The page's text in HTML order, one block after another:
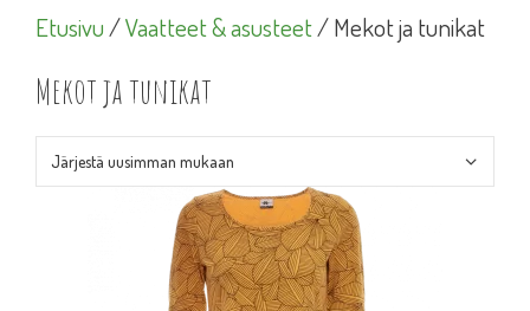
Etusivu/Vaatteet & asusteet/ Mekot ja tunikat
Mekot ja tunikat